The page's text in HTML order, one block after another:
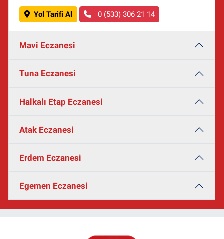
Yol Tarifi Al 0 (533) 306 21 14
Mavi Eczanesi
Tuna Eczanesi
Halkalı Etap Eczanesi
Atak Eczanesi
Erdem Eczanesi
Egemen Eczanesi